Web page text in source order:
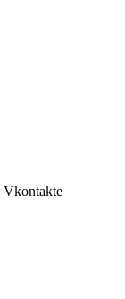
Vkontakte